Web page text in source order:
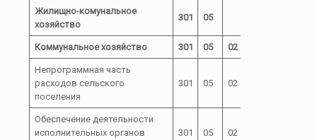
Жилищно-комунальное
хозяйство
301 05
Коммунальное хозяйство 301 05 02
Непрограммная часть
расходов сельского
поселения
301 05 02
Обеспечение деятельности
исполнительных органов
301 05 02